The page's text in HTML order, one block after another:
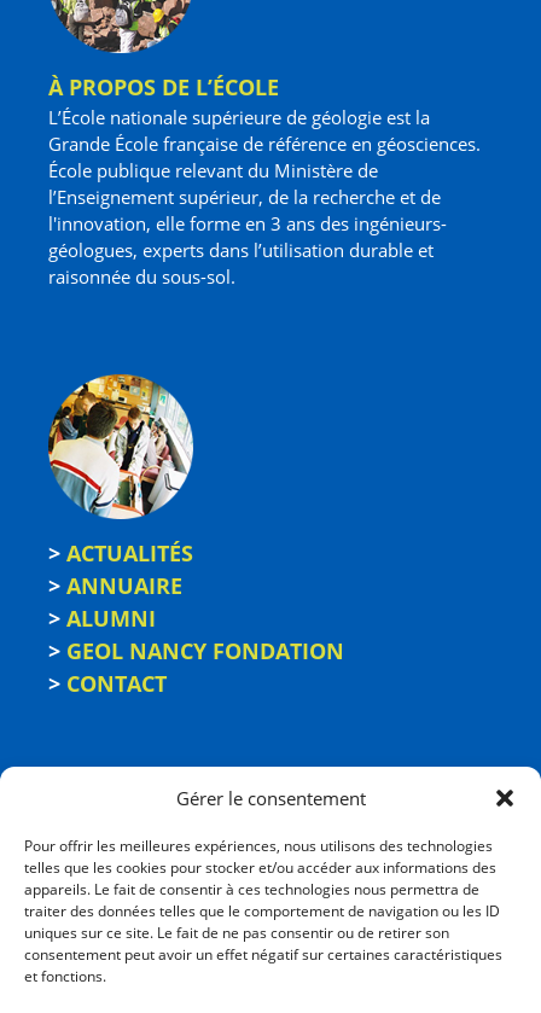
Gérer le consentement
Pour offrir les meilleures expériences, nous utilisons des technologies
telles que les cookies pour stocker et/ou accéder aux informations des
appareils. Le fait de consentir à ces technologies nous permettra de
traiter des données telles que le comportement de navigation ou les ID
uniques sur ce site. Le fait de ne pas consentir ou de retirer son
consentement peut avoir un effet négatif sur certaines caractéristiques
et fonctions.
À PROPOS DE L’ÉCOLE
L’École nationale supérieure de géologie est la
Grande École française de référence en géosciences.
École publique relevant du Ministère de
l’Enseignement supérieur, de la recherche et de
l'innovation, elle forme en 3 ans des ingénieurs-
géologues, experts dans l’utilisation durable et
raisonnée du sous-sol.
> ACTUALITÉS
> ANNUAIRE
> ALUMNI
> GEOL NANCY FONDATION
> CONTACT
ÉCOLE NATIONALE